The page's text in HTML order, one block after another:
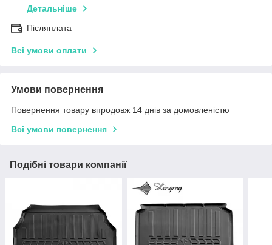
Детальніше
Післяплата
Всі умови оплати
Умови повернення
Повернення товару впродовж 14 днів за домовленістю
Всі умови повернення
Подібні товари компанії